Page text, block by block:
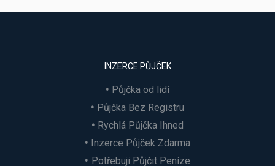
INZERCE PŮJČEK
Půjčka od lidí
Půjčka Bez Registru
Rychlá Půjčka Ihned
Inzerce Půjček Zdarma
Potřebuji Půjčit Peníze